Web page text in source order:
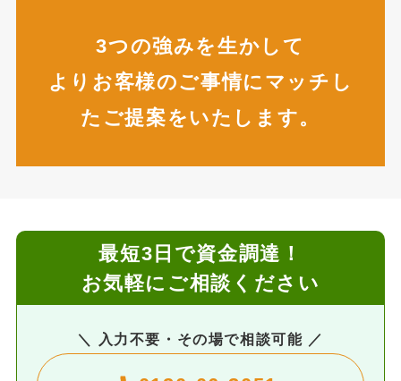
3つの強みを生かして
よりお客様のご事情にマッチし
たご提案をいたします。
最短3日で資金調達！
お気軽にご相談ください
＼ 入力不要・その場で相談可能 ／